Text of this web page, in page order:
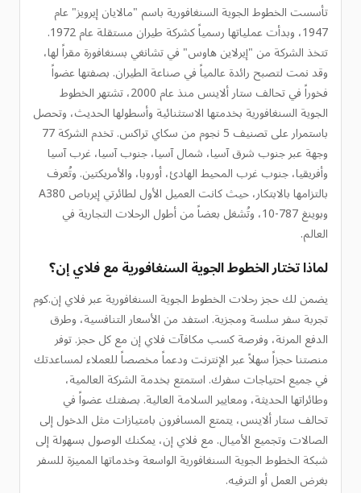
تأسست الخطوط الجوية السنغافورية باسم "مالايان إيرويز" عام
1947، وبدأت عملياتها رسمياً كشركة طيران مستقلة عام 1972.
تتخذ الشركة من "إيرلاين هاوس" في تشانغي بسنغافورة مقراً لها،
وقد نمت لتصبح رائدة عالمياً في صناعة الطيران. بصفتها عضواً
فخوراً في تحالف ستار ألاينس منذ عام 2000، تشتهر الخطوط
الجوية السنغافورية بخدمتها الاستثنائية وأسطولها الحديث، وتحصل
باستمرار على تصنيف 5 نجوم من سكاي تراكس. تخدم الشركة 77
وجهة عبر جنوب شرق آسيا، شمال آسيا، جنوب آسيا، غرب آسيا
وأفريقيا، جنوب غرب المحيط الهادئ، أوروبا، والأمريكتين. وتُعرف
بالتزامها بالابتكار، حيث كانت العميل الأول لطائرتي إيرباص A380
وبوينغ 787-10، وتُشغل بعضاً من أطول الرحلات التجارية في
العالم.
لماذا تختار الخطوط الجوية السنغافورية مع فلاي إن؟
يضمن لك حجز رحلات الخطوط الجوية السنغافورية عبر فلاي إن.كوم
تجربة سفر سلسة ومجزية. استفد من الأسعار التنافسية، وطرق
الدفع المرنة، وفرصة كسب مكافآت فلاي إن مع كل حجز. توفر
منصتنا حجزاً سهلاً عبر الإنترنت ودعماً مخصصاً للعملاء لمساعدتك
في جميع احتياجات سفرك. استمتع بخدمة الشركة العالمية،
وطائراتها الحديثة، ومعايير السلامة العالية. بصفتك عضواً في
تحالف ستار ألاينس، يتمتع المسافرون بامتيازات مثل الدخول إلى
الصالات وتجميع الأميال. مع فلاي إن، يمكنك الوصول بسهولة إلى
شبكة الخطوط الجوية السنغافورية الواسعة وخدماتها المميزة للسفر
بغرض العمل أو الترفيه.